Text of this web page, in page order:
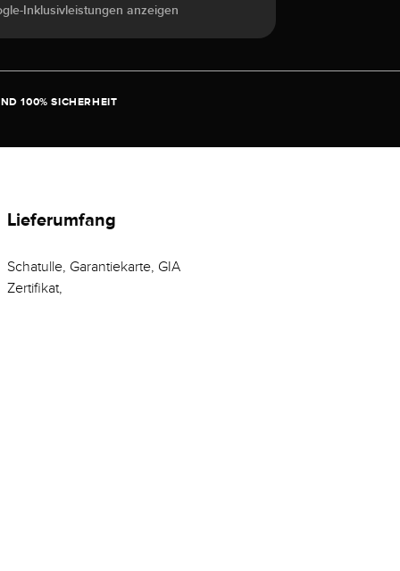
Inklusivleistungen anzeigen
100% SICHERHEIT
Lieferumfang
Schatulle, Garantiekarte, GIA
Zertifikat,